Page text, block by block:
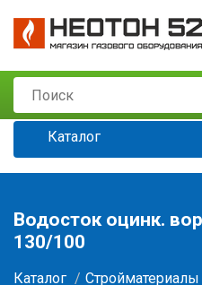
Каталог
Водосток оцинк.
130/100
Каталог Стройматериалы